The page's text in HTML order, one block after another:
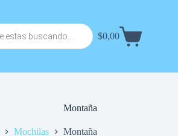
Carrito
$0,00
Montaña
Mochilas Montaña